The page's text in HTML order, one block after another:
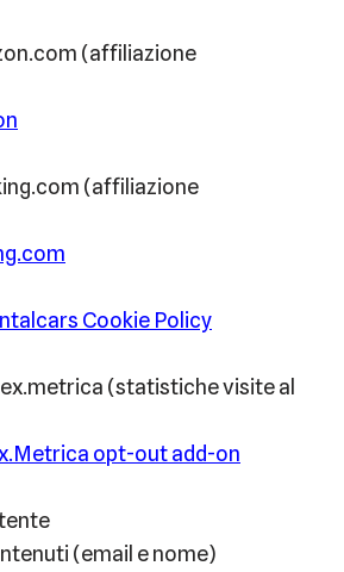
(affiliazione
(affiliazione
Cookie Policy
(statistiche visite al
opt-out add-on
(email e nome)